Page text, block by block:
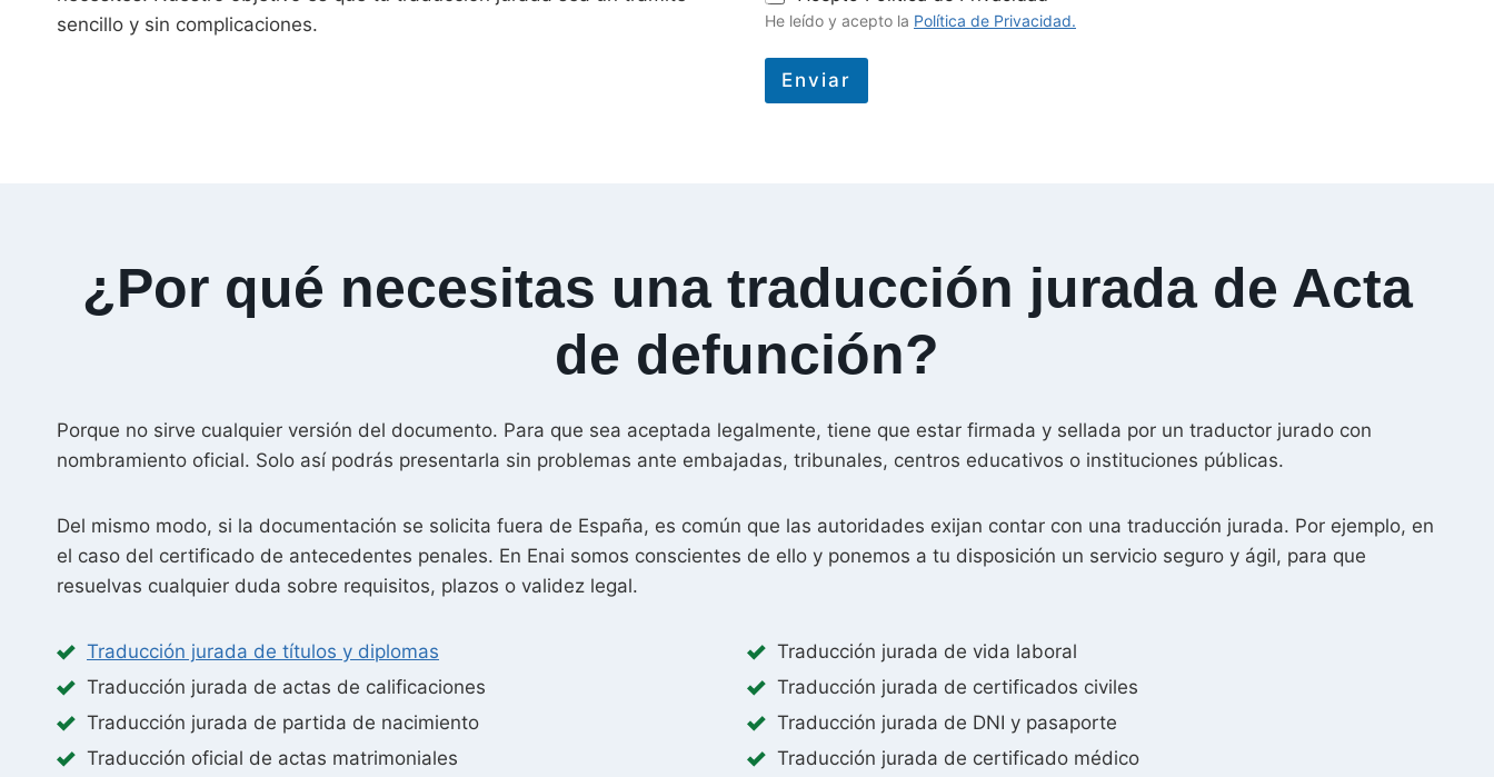
sencillo y sin complicaciones.
o
í
i
a
c
d
a
He leído y acepto la Política de Privacidad.
Enviar
n
a
e
:
¿Por qué necesitas una traducción jurada de Acta
de defunción?
Porque no sirve cualquier versión del documento. Para que sea aceptada legalmente, tiene que estar firmada y sellada por un traductor jurado con
nombramiento oficial. Solo así podrás presentarla sin problemas ante embajadas, tribunales, centros educativos o instituciones públicas.
Del mismo modo, si la documentación se solicita fuera de España, es común que las autoridades exijan contar con una traducción jurada. Por ejemplo, en
el caso del certificado de antecedentes penales. En Enai somos conscientes de ello y ponemos a tu disposición un servicio seguro y ágil, para que
resuelvas cualquier duda sobre requisitos, plazos o validez legal.
Traducción jurada de títulos y diplomas
Traducción jurada de vida laboral
Traducción jurada de actas de calificaciones
Traducción jurada de certificados civiles
Traducción jurada de partida de nacimiento
Traducción jurada de DNI y pasaporte
Traducción oficial de actas matrimoniales
Traducción jurada de certificado médico